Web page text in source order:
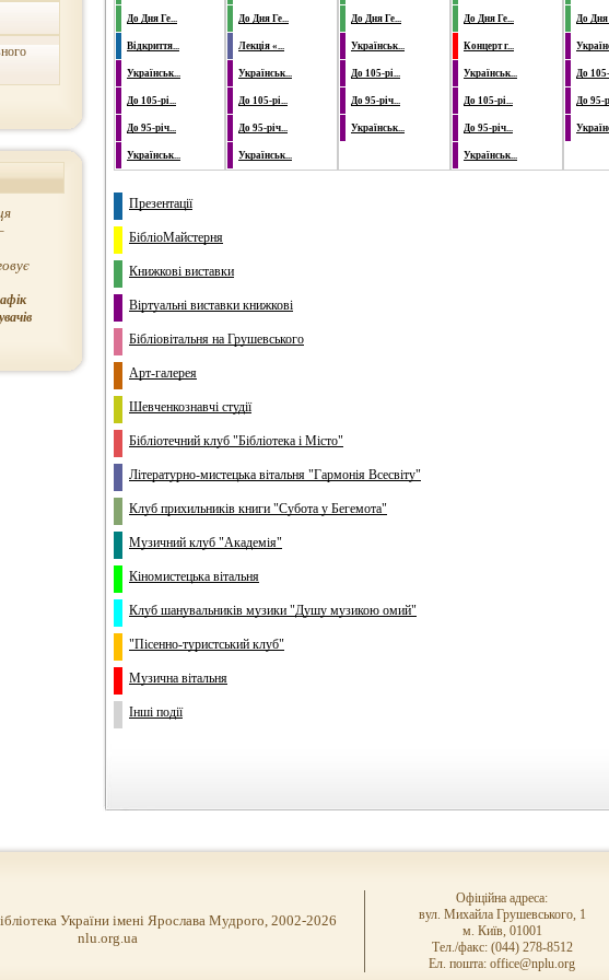
До Дня Ге...
Відкриття...
Українськ...
До 105-рі...
До 95-річ...
Українськ...
До Дня Ге...
Лекція «...
Українськ...
До 105-рі...
До 95-річ...
Українськ...
До Дня Ге...
Українськ...
До 105-рі...
До 95-річ...
Українськ...
До Дня Ге...
Концерт г...
Українськ...
До 105-рі...
До 95-річ...
Українськ...
До Дня
До
До 95-
Презентації
БібліоМайстерня
Книжкові виставки
Віртуальні виставки книжкові
Бібліовітальня на Грушевського
Арт-галерея
Шевченкознавчі студії
Бібліотечний клуб "Бібліотека і Місто"
Літературно-мистецька вітальня "Гармонія Всесвіту"
Клуб прихильників книги "Субота у Бегемота"
Музичний клуб "Академія"
Кіномистецька вітальня
Клуб шанувальників музики "Душу музикою омий"
"Пісенно-туристський клуб"
Музична вітальня
Інші події
України імені Ярослава Мудрого, 2002-2026
nlu.org.ua
Офіційна адреса:
вул. Михайла Грушевського, 1
м. Київ, 01001
Тел./факс: (044) 278-8512
Ел. пошта: office@nplu.org